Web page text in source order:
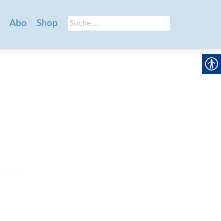
Suche
nach:
Abo Shop